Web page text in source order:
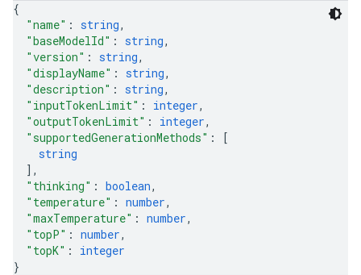
{
"name" : string,
"baseModelId" : string,
"version" : string,
"displayName" : string,
"description" : string,
"inputTokenLimit" : integer,
"outputTokenLimit" : integer,
"supportedGenerationMethods" :
[
string
] ,
"thinking" : boolean,
"temperature" : number,
"maxTemperature" : number,
"topP" : number,
"topK" : integer
}